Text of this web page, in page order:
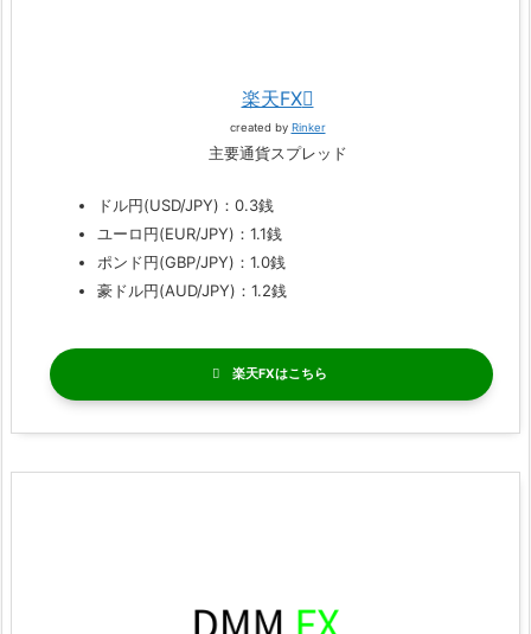
楽天FX
created by Rinker
主要通貨スプレッド
ドル円(USD/JPY)：0.3銭
ユーロ円(EUR/JPY)：1.1銭
ポンド円(GBP/JPY)：1.0銭
豪ドル円(AUD/JPY)：1.2銭
楽天FX